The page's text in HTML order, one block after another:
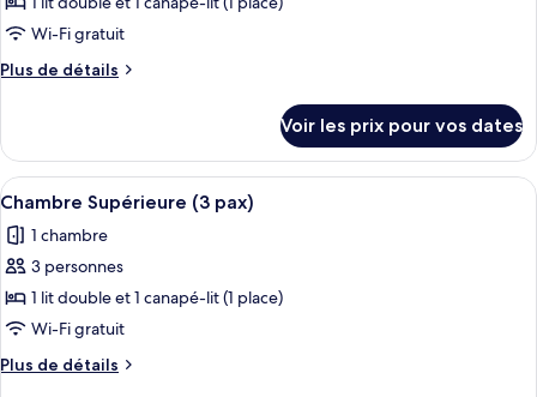
type
chambre :
avec
Terrasse
Jardin
Wi-Fi gratuit
Plus de détails
Plus
le
type
de
Chambre
Supérieure
Terrasse
Jardin
Voir les prix pour vos dates
Afficher
toutes
les
photos
pour
ce
type
de
Une chambre d’hôtel avec un
6
Chambre Supérieure (3 pax)
1 chambre
3 personnes
1 lit double et 1 canapé-lit (1 place)
Wi-Fi gratuit
Plus de détails
Plus